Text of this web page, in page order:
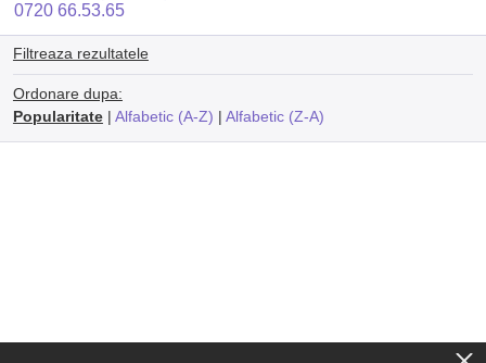
0720 66.53.65
Filtreaza rezultatele
Ordonare dupa:
Popularitate| Alfabetic (A-Z) | Alfabetic (Z-A)